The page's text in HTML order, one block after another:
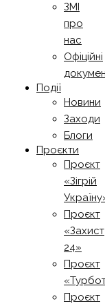
ЗМІ
про
нас
Офіційні
Події
Новини
Заходи
Блоги
Проєкти
Проєкт
«Зігрій
Проєкт
«Захист
24»
Проєкт
Проєкт